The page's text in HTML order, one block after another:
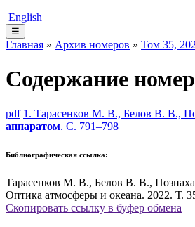
English
☰
Главная » Архив номеров » Том 35,
Содержание
pdf 1. Тарасенков М. В., Белов В. В.,
аппаратом. С. 791–798
Библиографическая ссылка:
Тарасенков М. В., Белов В. В.,
Оптика атмосферы и океана. 2022. Т.
Скопировать ссылку в буфер обмена